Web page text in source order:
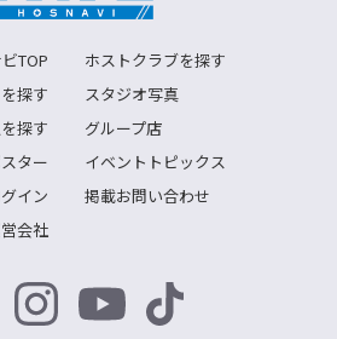
TOP
ホストクラブを探す
探す
スタジオ写真
探す
グループ店
ター
イベントトピックス
イン
掲載お問い合わせ
会社